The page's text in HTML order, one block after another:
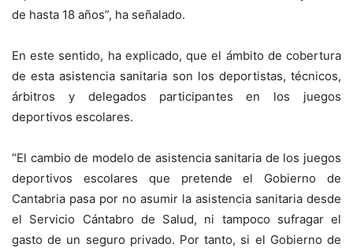
de hasta 18 años”, ha señalado.
En este sentido, ha explicado, que el ámbito de cobertura
de esta asistencia sanitaria son los deportistas, técnicos,
árbitros y delegados participantes en los juegos
deportivos escolares.
“El cambio de modelo de asistencia sanitaria de los juegos
deportivos escolares que pretende el Gobierno de
Cantabria pasa por no asumir la asistencia sanitaria desde
el Servicio Cántabro de Salud, ni tampoco sufragar el
gasto de un seguro privado. Por tanto, si el Gobierno de